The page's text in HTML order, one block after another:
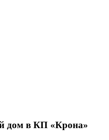
дом в КП «Крона»